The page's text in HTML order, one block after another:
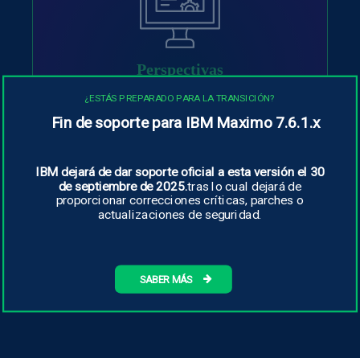
Perspectivas
La información procedente de la
supervisión mediante IA facilita el
mantenimiento de los activos en función
medidas preventivas, predictivas y
prescriptivas.
SABER MÁS
¿ESTÁS PREPARADO PARA LA TRANSICIÓN?
Fin de soporte para IBM Maximo 7.6.1.x
IBM dejará de dar soporte oficial a esta versión el 30
de septiembre de 2025.tras lo cual dejará de
proporcionar correcciones críticas, parches o
actualizaciones de seguridad.